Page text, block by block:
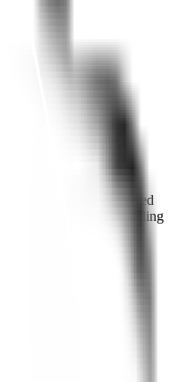
private charters or shared
the experience of sailing